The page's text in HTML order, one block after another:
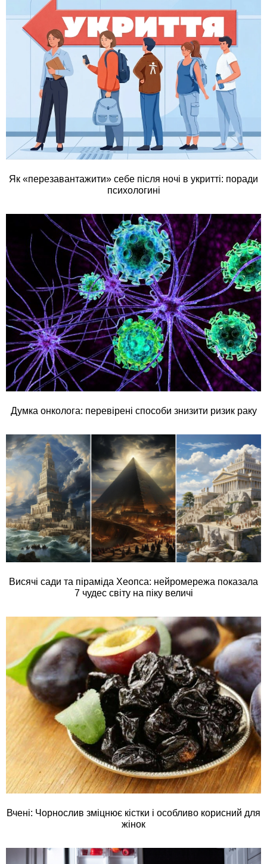
Як «перезавантажити» себе після ночі в укритті: поради
психологині
Думка онколога: перевірені способи знизити ризик раку
Висячі сади та піраміда Хеопса: нейромережа показала
7 чудес світу на піку величі
Вчені: Чорнослив зміцнює кістки і особливо корисний для
жінок